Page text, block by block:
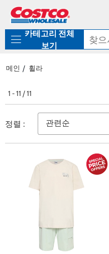
로
기
가
카테고리 전체
보기
메인 휠라
1 - 11 / 11
정렬 :